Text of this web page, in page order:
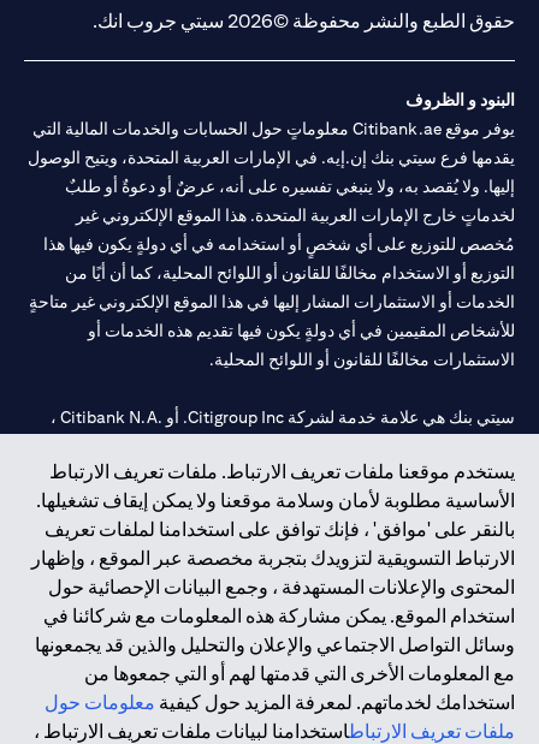
يستخدم موقعنا ملفات تعريف الارتباط. ملفات تعريف الارتباط
الأساسية مطلوبة لأمان وسلامة موقعنا ولا يمكن إيقاف تشغيلها.
بالنقر على 'موافق' ، فإنك توافق على استخدامنا لملفات تعريف
الارتباط التسويقية لتزويدك بتجربة مخصصة عبر الموقع ، وإظهار
المحتوى والإعلانات المستهدفة ، وجمع البيانات الإحصائية حول
استخدام الموقع. يمكن مشاركة هذه المعلومات مع شركائنا في
وسائل التواصل الاجتماعي والإعلان والتحليل والذين قد يجمعونها
مع المعلومات الأخرى التي قدمتها لهم أو التي جمعوها من
استخدامك لخدماتهم. لمعرفة المزيد حول كيفية معلومات حول
ملفات تعريف الارتباطاستخدامنا لبيانات ملفات تعريف الارتباط ،
حقوق الطبع والنشر محفوظة ©2026 سيتي جروب انك.
البنود و الظروف
يوفر موقع Citibank.ae معلوماتٍ حول الحسابات والخدمات المالية التي
يقدمها فرع سيتي بنك إن.إيه. في الإمارات العربية المتحدة، ويتيح الوصول
إليها. ولا يُقصد به، ولا ينبغي تفسيره على أنه، عرضٌ أو دعوةٌ أو طلبٌ
لخدماتٍ خارج الإمارات العربية المتحدة. هذا الموقع الإلكتروني غير
مُخصص للتوزيع على أي شخصٍ أو استخدامه في أي دولةٍ يكون فيها هذا
التوزيع أو الاستخدام مخالفًا للقانون أو اللوائح المحلية، كما أن أيًا من
الخدمات أو الاستثمارات المشار إليها في هذا الموقع الإلكتروني غير متاحةٍ
للأشخاص المقيمين في أي دولةٍ يكون فيها تقديم هذه الخدمات أو
الاستثمارات مخالفًا للقانون أو اللوائح المحلية.
سيتي بنك هي علامة خدمة لشركة Citigroup Inc. أو .Citibank N.A ،
سيتي بنك إن. إيه. الإمارات مسجل لدى مصرف الإمارات المركزي تحت
أرقام التراخيص 202563 لفرع الوصل في دبي، 531989 لفرع مول
الإمارات في دبي، وCN-1002019لفرع أبوظبي. هاتف: 4000 311 04.
فرع سيتي بنك إن إيه - الإمارات العربية المتحدة مرخص من مصرف
الإمارات العربية المتحدة المركزي كفرع لبنك أجنبي.
سيتي بنك إن إيه الإمارات العربية المتحدة مرخص من هيئة الأوراق المالية
والسلع في الإمارات العربية المتحدة ("SCA") للقيام بالنشاط المالي لـ أ)
الاستشارات المالية والتعريف والترويج بموجب ترخيص رقم
20200000097 ب) وسيط تداول في الأسواق الدولية بموجب ترخيص